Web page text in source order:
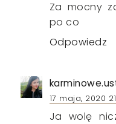
Za mocny
po co
Odpowiedz
17 maja, 2020
Ja wolę